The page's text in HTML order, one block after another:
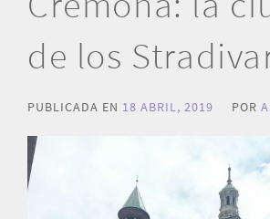
de los
PUBLICADA EN 18 ABRIL, 2019 POR